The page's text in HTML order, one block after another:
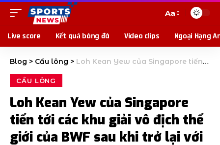
Aa
Live score Kết quả bóng đá Video clips Ngoại Hạng
Blog > Cầu lông > Loh Kean Yew của Singapore tiến tới các khu giải vô địch thế giới của BWF sau khi trở lại với Naraoka của Nhật Bản
CẦU LÔNG
Loh Kean Yew của Singapore
tiến tới các khu giải vô địch thế
giới của BWF sau khi trở lại với